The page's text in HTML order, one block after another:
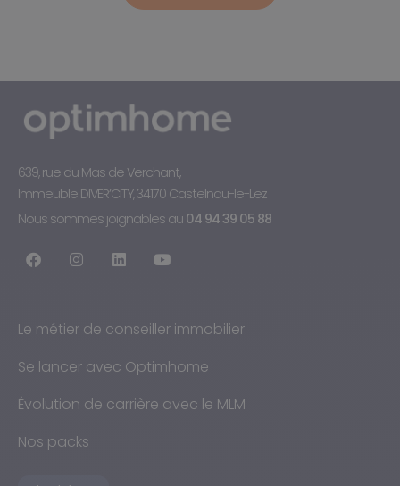
639, rue du Mas de Verchant,
Immeuble DIVER’CITY, 34170 Castelnau-le-Lez
Nous sommes joignables au 04 94 39 05 88
Le métier de conseiller immobilier
Se lancer avec Optimhome
Évolution de carrière avec le MLM
Nos packs